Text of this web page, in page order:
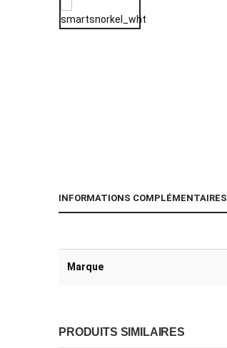
INFORMATIONS COMPLÉMENTAIRES
Marque
PRODUITS SIMILAIRES